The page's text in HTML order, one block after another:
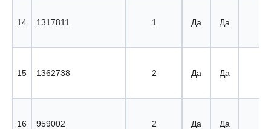
14 1317811 1 Да Да
15 1362738 2 Да Да
16 959002 2 Да Да